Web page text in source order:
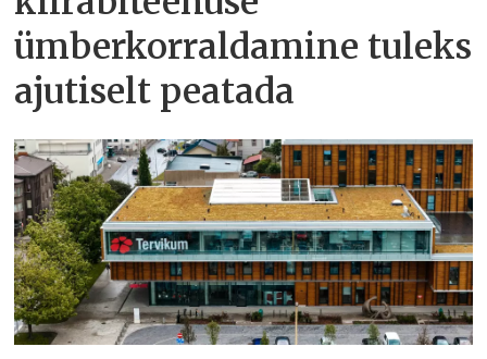
ümberkorraldamine tuleks
ajutiselt peatada